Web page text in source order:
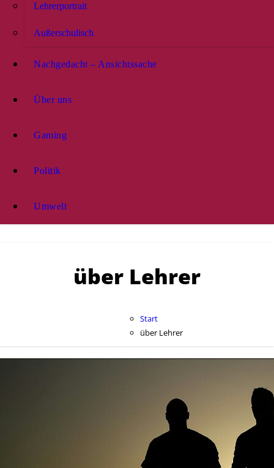
Lehrerportrait
Außerschulisch
Nachgedacht – Ansichtssache
Über uns
Gaming
Politik
Umwelt
über Lehrer
Start
über Lehrer